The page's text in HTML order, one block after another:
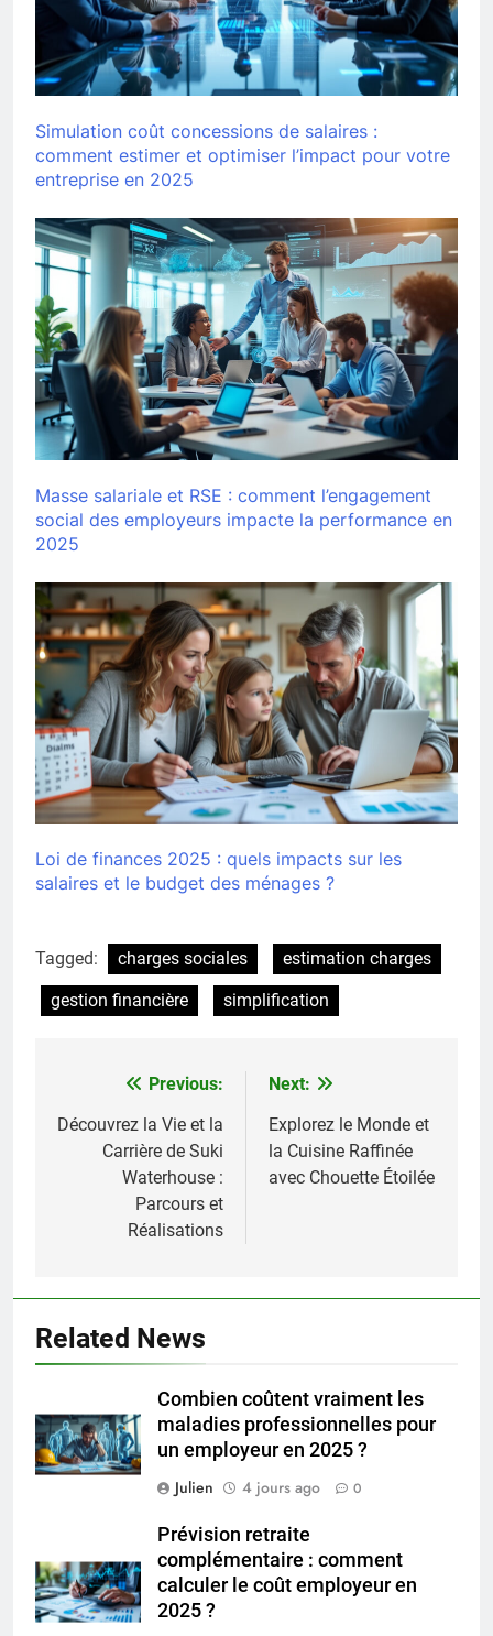
Simulation coût concessions de salaires :
comment estimer et optimiser l’impact pour votre
entreprise en 2025
Masse salariale et RSE : comment l’engagement
social des employeurs impacte la performance en
2025
Loi de finances 2025 : quels impacts sur les
salaires et le budget des ménages ?
Tagged: charges sociales
estimation charges
gestion financière
simplification
Navigation
de
l’article
Previous:
Découvrez la Vie et la
Carrière de Suki
Waterhouse :
Parcours et
Réalisations
Next:
Explorez le Monde et
la Cuisine Raffinée
avec Chouette Étoilée
Related News
Combien coûtent vraiment les
maladies professionnelles pour
un employeur en 2025 ?
Julien
4 jours ago 0
Prévision retraite
complémentaire : comment
calculer le coût employeur en
2025 ?